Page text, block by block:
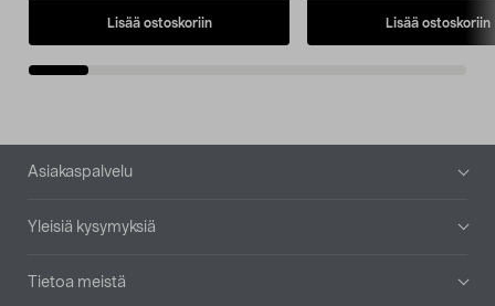
Lisää ostoskoriin Lisää ostoskoriin
Alatunniste
Asiakaspalvelu
Yleisiä kysymyksiä
Tietoa meistä